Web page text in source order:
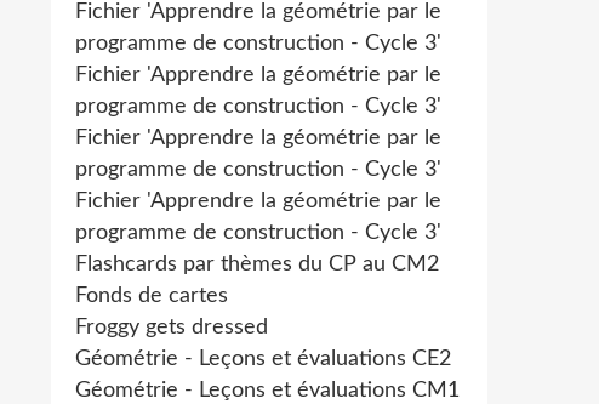
Fichier 'Apprendre la géométrie par le
programme de construction - Cycle 3'
Fichier 'Apprendre la géométrie par le
programme de construction - Cycle 3'
Fichier 'Apprendre la géométrie par le
programme de construction - Cycle 3'
Fichier 'Apprendre la géométrie par le
programme de construction - Cycle 3'
Flashcards par thèmes du CP au CM2
Fonds de cartes
Froggy gets dressed
Géométrie - Leçons et évaluations CE2
Géométrie - Leçons et évaluations CM1